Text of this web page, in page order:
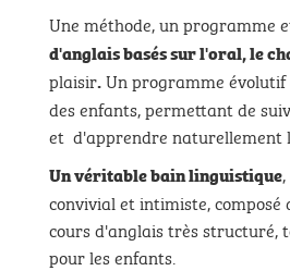
Une méthode, un programme
d'anglais basés sur l'oral, le
plaisir.Un programme
des enfants, permettant de
et d'apprendre naturellement
Un véritable bain linguistique
convivial et intimiste,
cours d'anglais très structuré,
pour les enfants.